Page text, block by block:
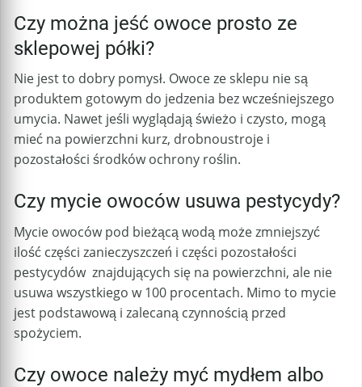
Czy można jeść owoce prosto ze
sklepowej półki?
Nie jest to dobry pomysł. Owoce ze sklepu nie są
produktem gotowym do jedzenia bez wcześniejszego
umycia. Nawet jeśli wyglądają świeżo i czysto, mogą
mieć na powierzchni kurz, drobnoustroje i
pozostałości środków ochrony roślin.
Czy mycie owoców usuwa pestycydy?
Mycie owoców pod bieżącą wodą może zmniejszyć
ilość części zanieczyszczeń i części pozostałości
pestycydów znajdujących się na powierzchni, ale nie
usuwa wszystkiego w 100 procentach. Mimo to mycie
jest podstawową i zalecaną czynnością przed
spożyciem.
Czy owoce należy myć mydłem albo